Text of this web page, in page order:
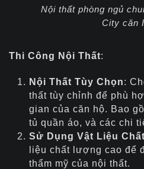
Nội thất phòng ngủ
City căn
Thi Công Nội Thất:
Nội Thất Tùy Chọn:
thất tùy chỉnh để phù
gian của căn hộ. Bao
tủ quần áo, và các chi
Sử Dụng Vật Liệu
liệu chất lượng cao để
thẩm mỹ của nội thất.